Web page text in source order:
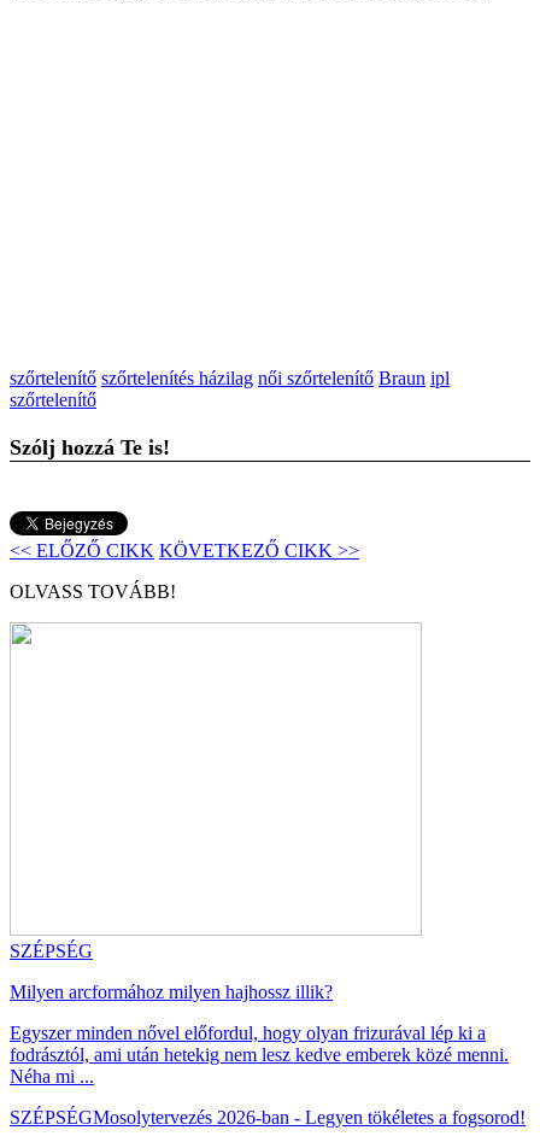
szőrtelenítő szőrtelenítés házilag női szőrtelenítő Braun ipl
szőrtelenítő
Szólj hozzá Te is!
<< ELŐZŐ CIKK KÖVETKEZŐ CIKK >>
OLVASS TOVÁBB!
SZÉPSÉG
Milyen arcformához milyen hajhossz illik?
Egyszer minden nővel előfordul, hogy olyan frizurával lép ki a
fodrásztól, ami után hetekig nem lesz kedve emberek közé menni.
Néha mi ...
SZÉPSÉGMosolytervezés 2026-ban - Legyen tökéletes a fogsorod!